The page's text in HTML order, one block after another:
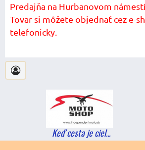
Predajňa na Hurbanovom námestí
Tovar si môžete objednať cez e-
telefonicky.
Keď cesta je ciel...